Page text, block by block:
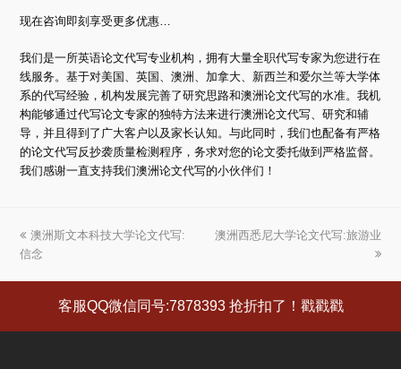
现在咨询即刻享受更多优惠…
我们是一所英语论文代写专业机构，拥有大量全职代写专家为您进行在
线服务。基于对美国、英国、澳洲、加拿大、新西兰和爱尔兰等大学体
系的代写经验，机构发展完善了研究思路和澳洲论文代写的水准。我机
构能够通过代写论文专家的独特方法来进行澳洲论文代写、研究和辅
导，并且得到了广大客户以及家长认知。与此同时，我们也配备有严格
的论文代写反抄袭质量检测程序，务求对您的论文委托做到严格监督。
我们感谢一直支持我们澳洲论文代写的小伙伴们！
上
一
澳洲斯文本科技大学论文代写:
信念
下
章:
澳洲西悉尼大学论文代写:旅游业
客服QQ微信同号:7878393 抢折扣了！戳戳戳